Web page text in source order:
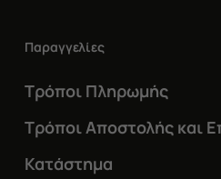
Παραγγελίες
Τρόποι Πληρωμής
Τρόποι Αποστολής και
Κατάστημα